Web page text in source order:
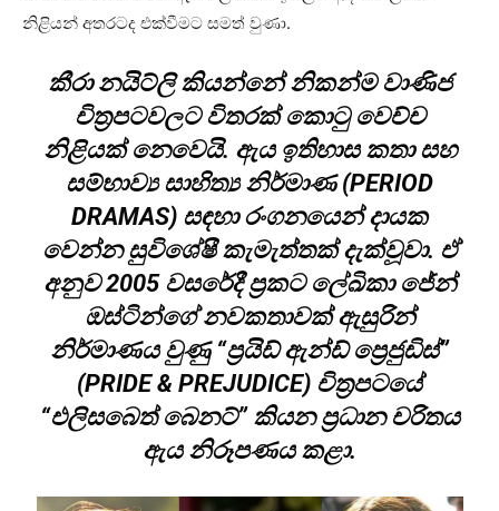
නිළියන් අතරටද එක්වීමට සමත් වුණා.
කීරා නයිට්ලි කියන්නේ නිකන්ම වාණිජ
චිත්‍රපටවලට විතරක් කොටු වෙච්ච
නිළියක් නෙවෙයි. ඇය ඉතිහාස කතා සහ
සම්භාව්‍ය සාහිත්‍ය නිර්මාණ (PERIOD
DRAMAS) සඳහා රංගනයෙන් දායක
වෙන්න සුවිශේෂී කැමැත්තක් දැක්වූවා. ඒ
අනුව 2005 වසරේදී ප්‍රකට ලේඛිකා ජේන්
ඔස්ටින්ගේ නවකතාවක් ඇසුරින්
නිර්මාණය වුණු “ප්‍රයිඩ් ඇන්ඩ් ප්‍රෙජුඩිස්”
(PRIDE & PREJUDICE) චිත්‍රපටයේ
“එලිසබෙත් බෙනට්” කියන ප්‍රධාන චරිතය
ඇය නිරූපණය කළා.